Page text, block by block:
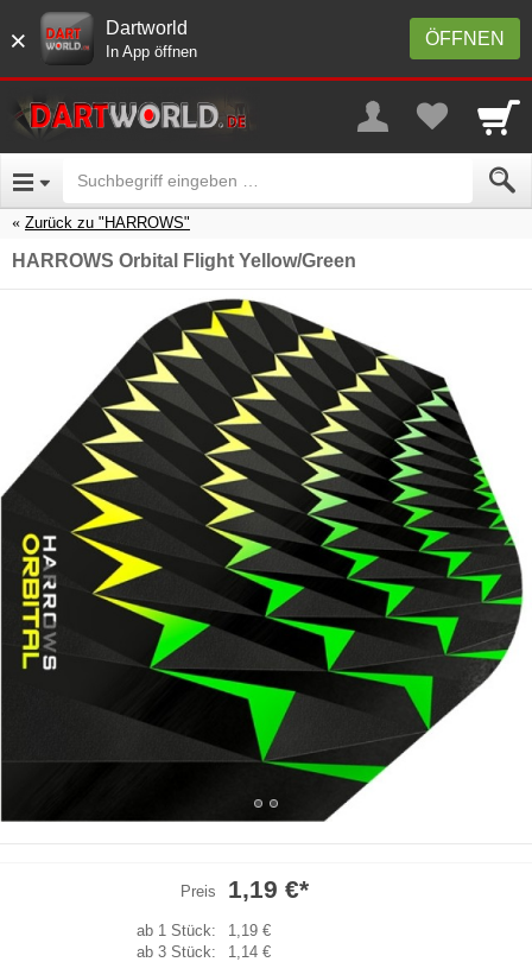
× ÖFFNEN
Dartworld
In App öffnen
Zurück zu "HARROWS"
HARROWS Orbital Flight Yellow/Green
Preis 1,19 €*
ab 1 Stück:
1,19 €
ab 3 Stück:
1,14 €